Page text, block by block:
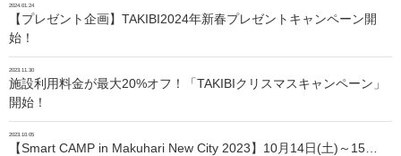
2024.01.24
【プレゼント企画】TAKIBI2024年新春プレゼントキャンペーン開
始！
2023.11.30
施設利用料金が最大20%オフ！「TAKIBIクリスマスキャンペーン」
開始！
2023.10.05
【Smart CAMP in Makuhari New City 2023】10月14日(土)～15…